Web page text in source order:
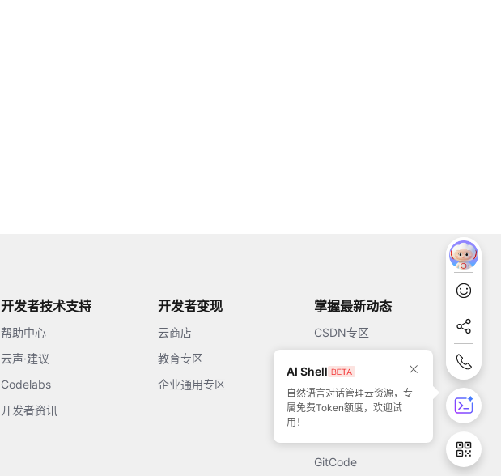
开发者技术支持
帮助中心
云声·建议
Codelabs
开发者资讯
开发者变现
云商店
教育专区
企业通用专区
掌握最新动态
CSDN专区
51CTO
GitCode
AI Shell
自然语言对话管理云资源，专
属免费Token额度，欢迎试
用！